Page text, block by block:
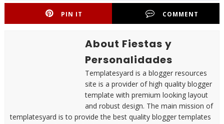
PIN IT COMMENT
About Fiestas y
Personalidades
Templatesyard is a blogger resources
site is a provider of high quality blogger
template with premium looking layout
and robust design. The main mission of
templatesyard is to provide the best quality blogger templates